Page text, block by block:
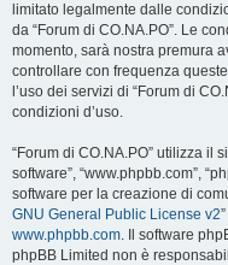
limitato legalmente dalle
da “Forum di CO.NA.PO”. Le
momento, sarà nostra premura
controllare con frequenza
l’uso dei servizi di “Forum di
condizioni d’uso.
“Forum di CO.NA.PO” utilizza il
software”, “www.phpbb.com”,
software per la creazione di
GNU General Public License v2
www.phpbb.com. Il software
phpBB Limited non è